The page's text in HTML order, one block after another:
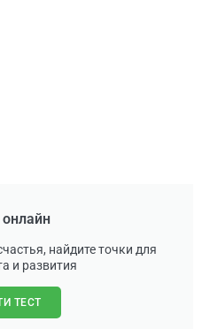
найдите точки для
и развития
ТЕСТ